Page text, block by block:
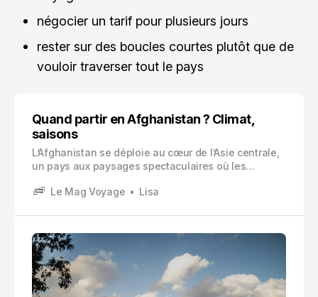
négocier un tarif pour plusieurs jours
rester sur des boucles courtes plutôt que de
vouloir traverser tout le pays
Quand partir en Afghanistan ? Climat,
saisons
L’Afghanistan se déploie au cœur de l’Asie centrale,
un pays aux paysages spectaculaires où les
des plaines désertiques arides.
Le Mag Voyage Lisa